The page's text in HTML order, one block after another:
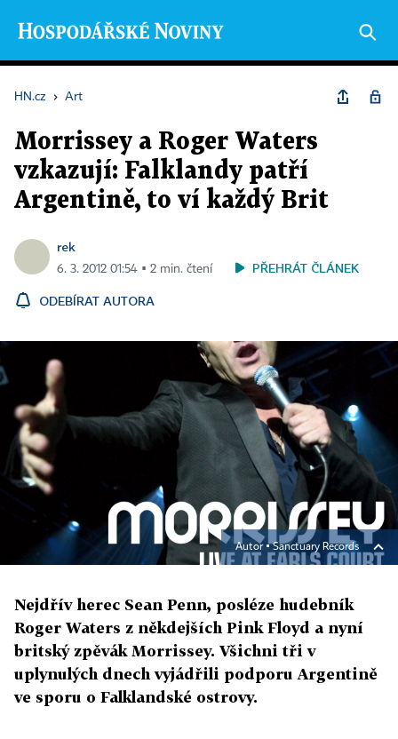
HN.cz › Art
Morrissey a Roger Waters
vzkazují: Falklandy patří
Argentině, to ví každý Brit
rek
6. 3. 2012 01:54 ▪ 2 min. čtení PŘEHRÁT ČLÁNEK
ODEBÍRAT AUTORA
Autor ▪Sanctuary Records
Nejdřív herec Sean Penn, posléze hudebník
Roger Waters z někdejších Pink Floyd a nyní
britský zpěvák Morrissey. Všichni tři v
uplynulých dnech vyjádřili podporu Argentině
ve sporu o Falklandské ostrovy.